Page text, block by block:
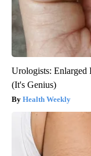
Urologists: Enlarged
(It's Genius)
Health Weekly